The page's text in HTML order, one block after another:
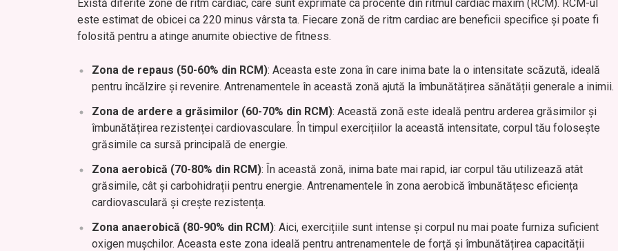
Există diferite zone de ritm cardiac, care sunt exprimate ca procente din ritmul cardiac maxim (RCM). RCM-ul
este estimat de obicei ca 220 minus vârsta ta. Fiecare zonă de ritm cardiac are beneficii specifice și poate fi
folosită pentru a atinge anumite obiective de fitness.
Zona de repaus (50-60% din RCM): Aceasta este zona în care inima bate la o intensitate scăzută, ideală
pentru încălzire și revenire. Antrenamentele în această zonă ajută la îmbunătățirea sănătății generale a inimii.
Zona de ardere a grăsimilor (60-70% din RCM): Această zonă este ideală pentru arderea grăsimilor și
îmbunătățirea rezistenței cardiovasculare. În timpul exercițiilor la această intensitate, corpul tău folosește
grăsimile ca sursă principală de energie.
Zona aerobică (70-80% din RCM): În această zonă, inima bate mai rapid, iar corpul tău utilizează atât
grăsimile, cât și carbohidrații pentru energie. Antrenamentele în zona aerobică îmbunătățesc eficiența
cardiovasculară și crește rezistența.
Zona anaerobică (80-90% din RCM): Aici, exercițiile sunt intense și corpul nu mai poate furniza suficient
oxigen mușchilor. Aceasta este zona ideală pentru antrenamentele de forță și îmbunătățirea capacității